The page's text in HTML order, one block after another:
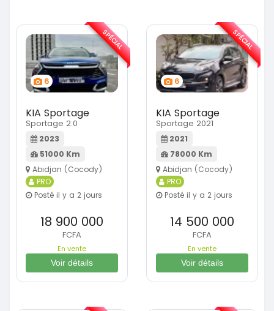
6
KIA Sportage
Sportage 2.0
2023
51000 Km
Abidjan (Cocody)
PRO
Posté il y a 2 jours
18 900 000
FCFA
En vente
Voir détails
SPÉCIAL
6
KIA Sportage
Sportage 2021
2021
78000 Km
Abidjan (Cocody)
PRO
Posté il y a 2 jours
14 500 000
FCFA
En vente
Voir détails
SPÉCIAL